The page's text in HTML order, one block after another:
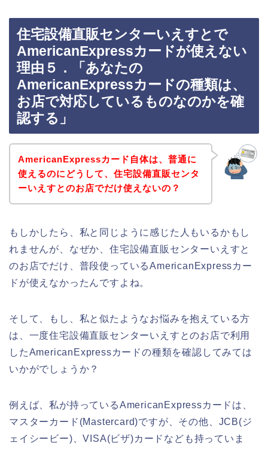
住宅設備直販センターいえすとで
AmericanExpressカードが使えない
理由５．「あなたの
AmericanExpressカードの種類は、
お店で対応しているものなのかを確
認する」
AmericanExpressカード自体は、普通に
使えるのにどうして、住宅設備直販センタ
ーいえすとのお店でだけ使えないの？
もしかしたら、私と同じように感じた人もいるかもし
れませんが、なぜか、住宅設備直販センターいえすと
のお店でだけ、普段使っているAmericanExpressカー
ドが使えなかったんですよね。
そして、もし、私と似たようなお悩みを抱えている方
は、一度住宅設備直販センターいえすとのお店で利用
したAmericanExpressカードの種類を確認してみては
いかがでしょうか？
例えば、私が持っているAmericanExpressカードは、
マスターカード(Mastercard)ですが、その他、JCB(ジ
ェイシービー)、VISA(ビザ)カードなども持っていま